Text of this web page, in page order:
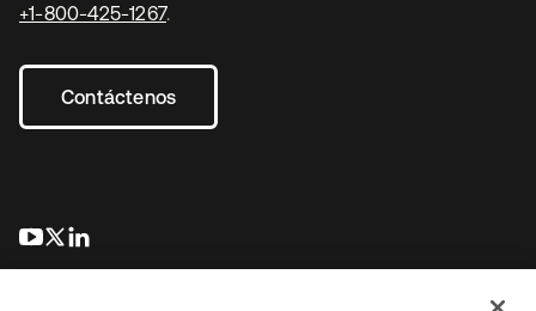
+1-800-425-1267.
Contáctenos
se abre en una pestaña nueva
se abre en una pestaña nueva